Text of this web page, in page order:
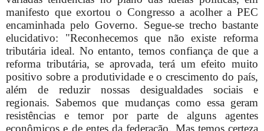
manifesto que exortou o Congresso a acolher a PEC
encaminhada pelo Governo. Segue-se trecho bastante
elucidativo: "Reconhecemos que não existe reforma
tributária ideal. No entanto, temos confiança de que a
reforma tributária, se aprovada, terá um efeito muito
positivo sobre a produtividade e o crescimento do país,
além de reduzir nossas desigualdades sociais e
regionais. Sabemos que mudanças como essa geram
resistências e temor por parte de alguns agentes
econômicos e de entes da federação. Mas temos certeza